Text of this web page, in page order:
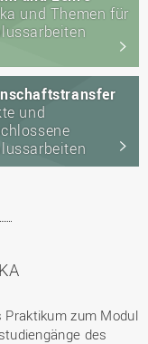
und Themen für
und
zum Modul
des